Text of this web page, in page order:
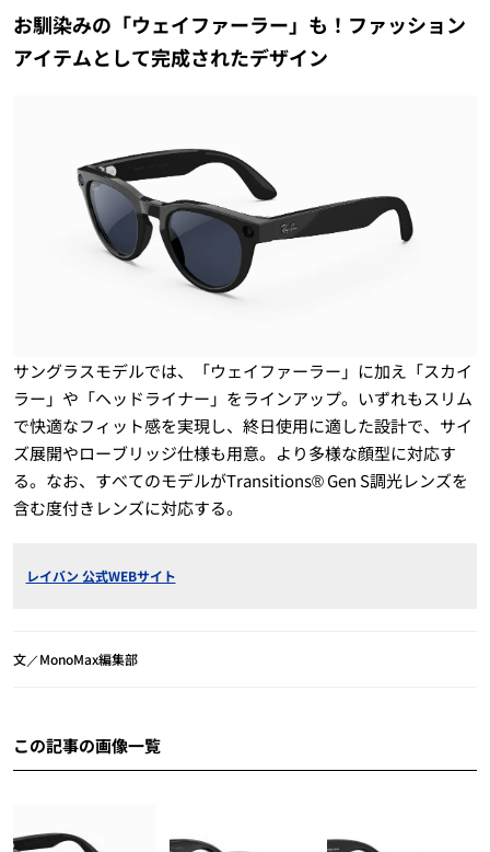
お馴染みの「ウェイファーラー」も！ファッション
アイテムとして完成されたデザイン
サングラスモデルでは、「ウェイファーラー」に加え「スカイ
ラー」や「ヘッドライナー」をラインアップ。いずれもスリム
で快適なフィット感を実現し、終日使用に適した設計で、サイ
ズ展開やローブリッジ仕様も用意。より多様な顔型に対応す
る。なお、すべてのモデルがTransitions® Gen S調光レンズを
含む度付きレンズに対応する。
レイバン 公式WEBサイト
文／MonoMax編集部
この記事の画像一覧